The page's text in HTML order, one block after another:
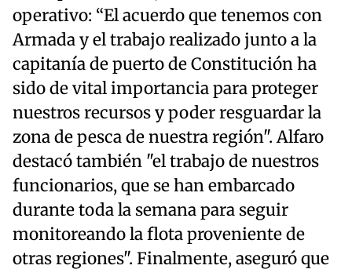
operativo: “El acuerdo que tenemos con
Armada y el trabajo realizado junto a la
capitanía de puerto de Constitución ha
sido de vital importancia para proteger
nuestros recursos y poder resguardar la
zona de pesca de nuestra región". Alfaro
destacó también "el trabajo de nuestros
funcionarios, que se han embarcado
durante toda la semana para seguir
monitoreando la flota proveniente de
otras regiones". Finalmente, aseguró que